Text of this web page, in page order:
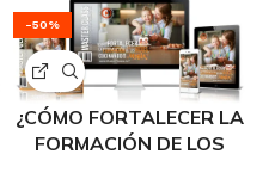
-50%
¿CÓMO FORTALECER LA
FORMACIÓN DE LOS